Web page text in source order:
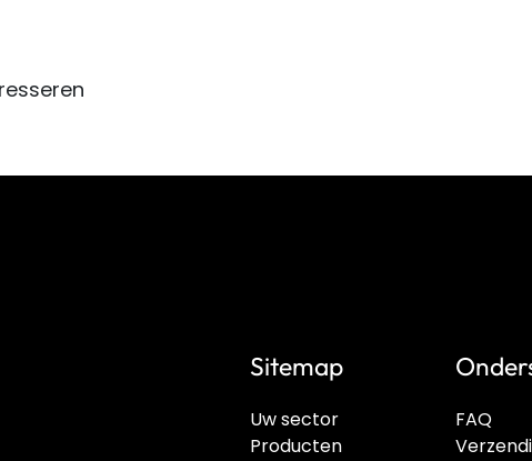
FAQ
Uw sector
Producten
Sitemap